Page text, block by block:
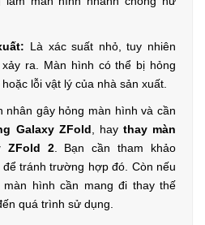
Là xác suất nhỏ, tuy nhiên
xảy ra. Màn hình có thể bị hỏng
lỗi vật lý của nhà sản xuất.
nhân gây hỏng màn hình và cần
Galaxy ZFold, hay thay màn
ZFold 2. Bạn cần tham khảo
tránh trường hợp đó. Còn nếu
hình cần mang đi thay thế
quá trình sử dụng.